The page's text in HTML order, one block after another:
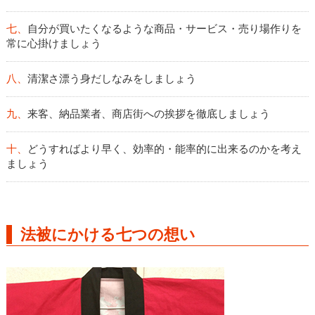
七、
自分が買いたくなるような商品・サービス・売り場作りを
常に心掛けましょう
八、 清潔さ漂う身だしなみをしましょう
九、 来客、納品業者、商店街への挨拶を徹底しましょう
十、
どうすればより早く、効率的・能率的に出来るのかを考え
ましょう
法被にかける七つの想い